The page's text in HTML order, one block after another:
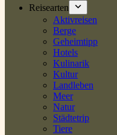
Reisearten
Aktivreisen
Berge
Geheimtipp
Hotels
Kulinarik
Kultur
Landleben
Meer
Natur
Städtetrip
Tiere